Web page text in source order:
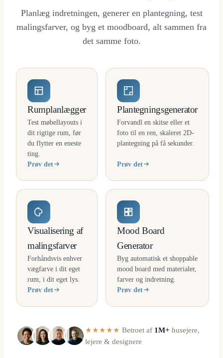
Planlæg indretningen, generer en plantegning, test
malingsfarver, og byg et moodboard, alt sammen fra
det samme foto.
Rumplanlægger
Test møbellayouts i
dit rigtige rum, før
du flytter en eneste
ting.
Prøv det
Plantegningsgenerator
Forvandl en skitse eller et
foto til en ren, skaleret 2D-
plantegning på få sekunder.
Prøv det
Visualisering af
malingsfarver
Forhåndsvis enhver
vægfarve i dit eget
rum, i dit eget lys.
Prøv det
Mood Board
Generator
Byg automatisk et shoppable
mood board med materialer,
farver og indretning.
Prøv det
★★★★★ Betroet af 1M+ husejere,
lejere & designere